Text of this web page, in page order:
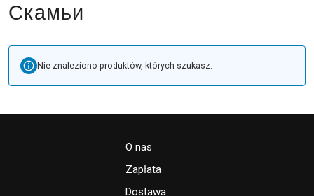
Скамьи
Nie znaleziono produktów, których szukasz.
O nas
Zapłata
Dostawa